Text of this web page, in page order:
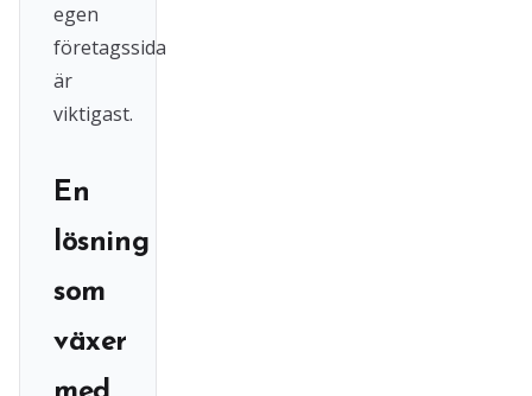
egen
företagssida
är
viktigast.
En
lösning
som
växer